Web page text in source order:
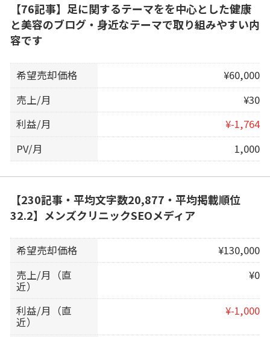
【76記事】足に関するテーマをを中心とした健康
と美容のブログ・身近なテーマで取り組みやすい内
容です
希望売却価格
¥60,000
売上/月
¥30
利益/月
¥-1,764
PV/月
1,000
【230記事・平均文字数20,877・平均掲載順位
32.2】メンズクリニックSEOメディア
希望売却価格
¥130,000
売上/月（直
近）
¥0
利益/月（直
近）
¥-1,000